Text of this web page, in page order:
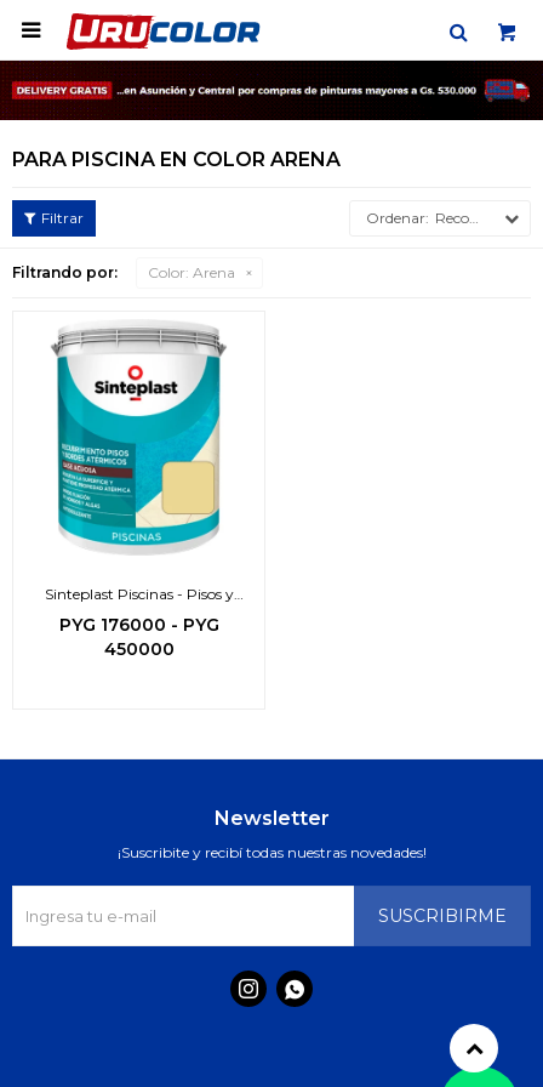

PARA PISCINA EN COLOR ARENA
Recomendados
Filtrando por: Color: Arena
Sinteplast Piscinas - Pisos y
bordes atérmico
PYG 176000 - PYG
450000
Newsletter
¡Suscribite y recibí todas nuestras novedades!
SUSCRIBIRME
 